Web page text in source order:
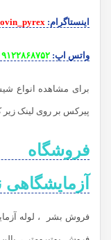
اینستاگرام:
واتس اپ:
برای مشاهده انواع
پیرکس بر روی لینک زیر
فروشگاه
فروش بشر ، لوله